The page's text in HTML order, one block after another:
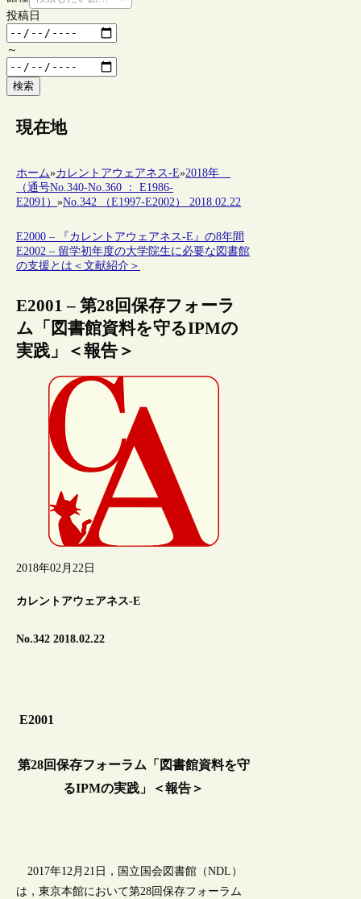
投稿日
～
検索
現在地
ホーム»カレントアウェアネス-E»2018年
（通号No.340-No.360 ： E1986-
E2091）»No.342 （E1997-E2002） 2018.02.22
E2000 – 『カレントアウェアネス-E』の8年間
E2002 – 留学初年度の大学院生に必要な図書館
の支援とは＜文献紹介＞
E2001 – 第28回保存フォーラ
ム「図書館資料を守るIPMの
実践」＜報告＞
2018年02月22日
カレントアウェアネス-E
No.342 2018.02.22
E2001
第28回保存フォーラム「図書館資料を守
るIPMの実践」＜報告＞
2017年12月21日，国立国会図書館（NDL）
は，東京本館において第28回保存フォーラム